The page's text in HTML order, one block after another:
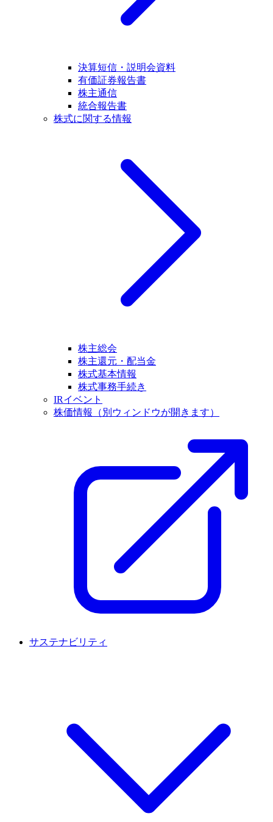
決算短信・説明会資料
有価証券報告書
株主通信
統合報告書
株式に関する情報
株主総会
株主還元・配当金
株式基本情報
株式事務手続き
IRイベント
株価情報
（別ウィンドウが開きます）
サステナビリティ